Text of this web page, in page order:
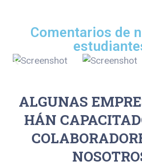
Comentarios de
ALGUNAS
HÁN